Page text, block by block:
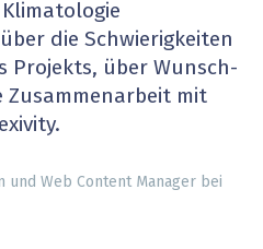
die Schwierigkeiten
­Projekts, über Wunsch-
Zusammenarbeit mit
Web Content Manager bei